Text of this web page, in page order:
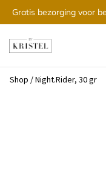
Gratis bezorging voor
Shop /Night.Rider, 30 gr